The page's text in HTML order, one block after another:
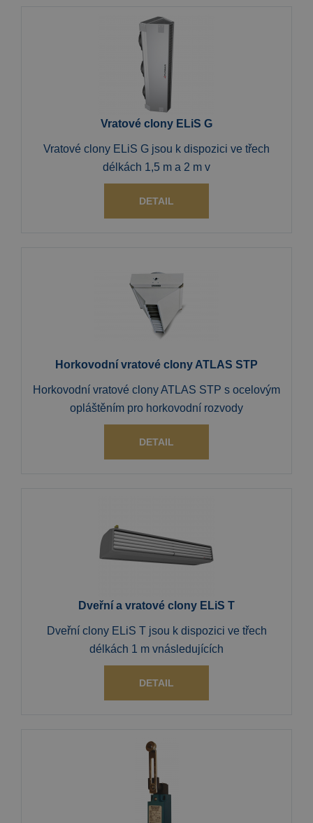
Vratové clony ELiS G
Vratové clony ELiS G jsou k dispozici ve třech
délkách 1,5 m a 2 m v
DETAIL
Horkovodní vratové clony ATLAS STP
Horkovodní vratové clony ATLAS STP s ocelovým
opláštěním pro horkovodní rozvody
DETAIL
Dveřní a vratové clony ELiS T
Dveřní clony ELiS T jsou k dispozici ve třech
délkách 1 m vnásledujících
DETAIL